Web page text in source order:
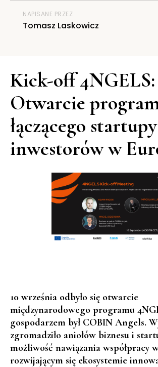
NAPISANE PRZEZ
Tomasz Laskowicz
Kick-off 4NGELS:
Otwarcie
łączącego
inwestorów w
10 września odbyło się otwarcie
międzynarodowego programu
gospodarzem był COBIN Angels.
zgromadziło aniołów biznesu i
możliwość nawiązania współpracy
rozwijającym się ekosystemie